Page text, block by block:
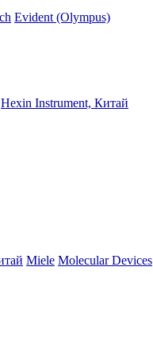
Evident (Olympus)
Hexin Instrument, Китай
Miele Molecular Devices